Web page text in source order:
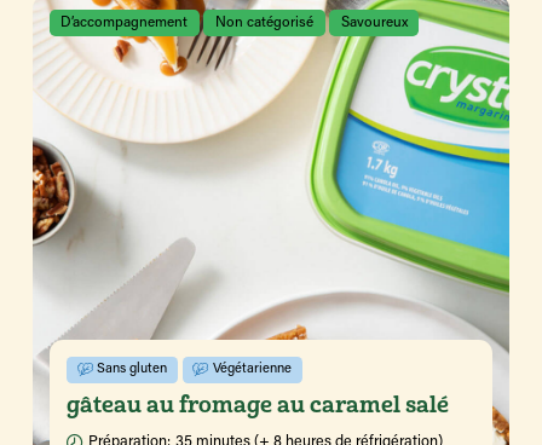
D’accompagnement Non catégorisé Savoureux
Sans gluten Végétarienne
gâteau au fromage au caramel salé
Préparation: 35 minutes (+ 8 heures de réfrigération)